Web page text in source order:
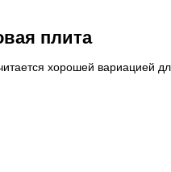
плита
хорошей вариацией